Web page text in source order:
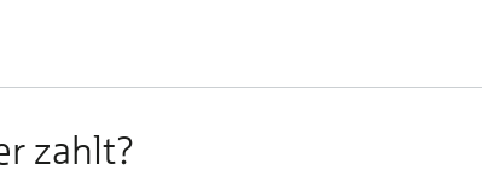
zahlt?